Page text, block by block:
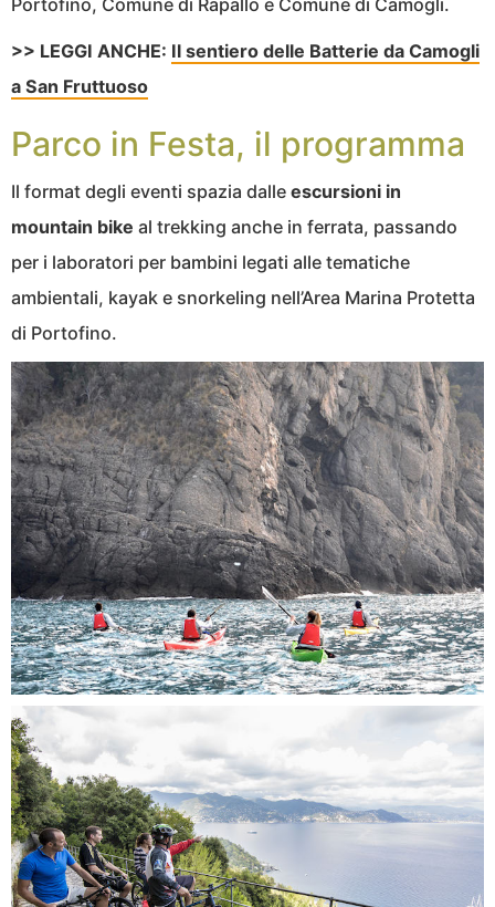
Portofino, Comune di Rapallo e Comune di Camogli.
>> LEGGI ANCHE: Il sentiero delle Batterie da Camogli
a San Fruttuoso
Parco in Festa, il programma
Il format degli eventi spazia dalle escursioni in
mountain bike al trekking anche in ferrata, passando
per i laboratori per bambini legati alle tematiche
ambientali, kayak e snorkeling nell’Area Marina Protetta
di Portofino.